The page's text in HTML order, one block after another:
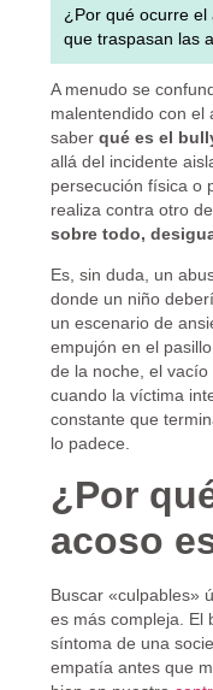
¿Por qué ocurre
que traspasan las
A menudo se
malentendido con el
saberqué es el
allá del incidente
persecución física o
realiza contra otro
sobre todo,
Es, sin duda, un
donde un niño
un escenario de
empujón en el
de la noche, el
cuando la víctima
constante que
lo padece.
¿Por
acoso
Buscar «culpables»
es más compleja. El
síntoma de una
empatía antes que